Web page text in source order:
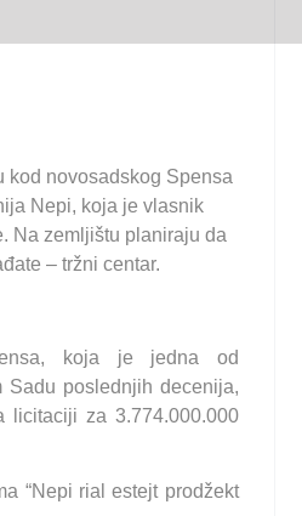
novosadskog Spensa
Nepi, koja je vlasnik
Na zemljištu planiraju da
– tržni centar.
koja je jedna od
Sadu poslednjih decenija,
licitaciji za 3.774.000.000
“Nepi rial estejt prodžekt